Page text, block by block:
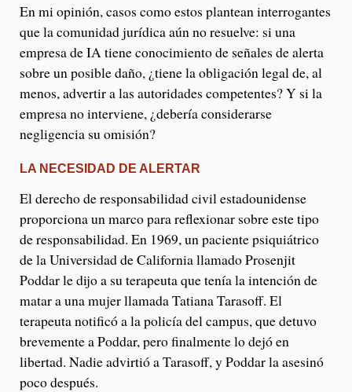
En mi opinión, casos como estos plantean interrogantes
que la comunidad jurídica aún no resuelve: si una
empresa de IA tiene conocimiento de señales de alerta
sobre un posible daño, ¿tiene la obligación legal de, al
menos, advertir a las autoridades competentes? Y si la
empresa no interviene, ¿debería considerarse
negligencia su omisión?
LA NECESIDAD DE ALERTAR
El derecho de responsabilidad civil estadounidense
proporciona un marco para reflexionar sobre este tipo
de responsabilidad. En 1969, un paciente psiquiátrico
de la Universidad de California llamado Prosenjit
Poddar le dijo a su terapeuta que tenía la intención de
matar a una mujer llamada Tatiana Tarasoff. El
terapeuta notificó a la policía del campus, que detuvo
brevemente a Poddar, pero finalmente lo dejó en
libertad. Nadie advirtió a Tarasoff, y Poddar la asesinó
poco después.